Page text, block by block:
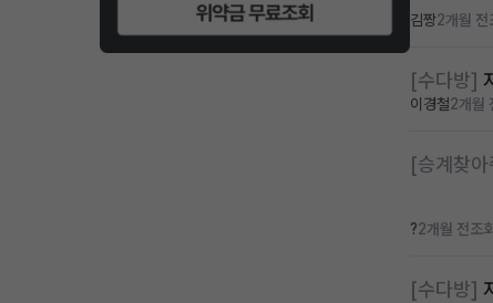
김짱2개월 전
[수다방]
이경철2개월
[승계찾아
?2개월 전조
[수다방]